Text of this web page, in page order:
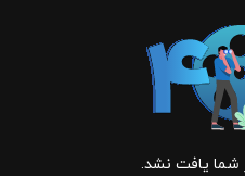
شما یافت نشد.